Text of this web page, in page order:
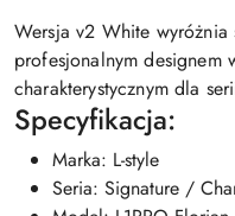
Wersja v2 White wyróżnia
profesjonalnym designem
charakterystycznym dla
Specyfikacja:
Marka: L-style
Seria: Signature /